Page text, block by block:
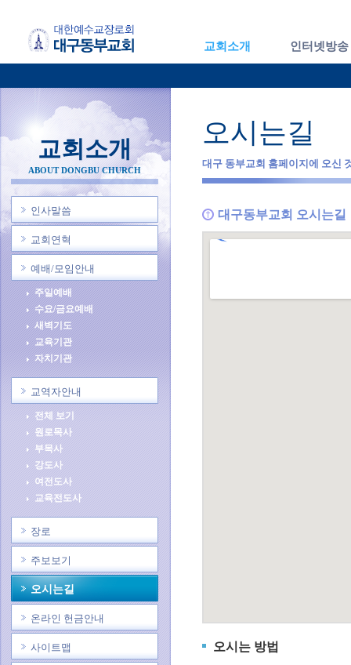
교회소개 인터넷방송
교회소개
ABOUT DONGBU CHURCH
인사말씀
교회연혁
예배/모임안내
주일예배
수요/금요예배
새벽기도
교육기관
자치기관
교역자안내
전체 보기
원로목사
부목사
강도사
여전도사
교육전도사
장로
주보보기
오시는길
온라인 헌금안내
사이트맵
오시는길
대구 동부교회 홈페이지에 오신
대구동부교회 오시는길
오시는 방법